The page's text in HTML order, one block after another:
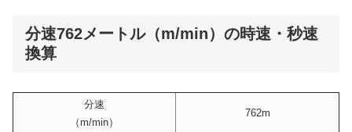
分速762メートル（m/min）の時速・秒速
換算
分速
（m/min）
762m